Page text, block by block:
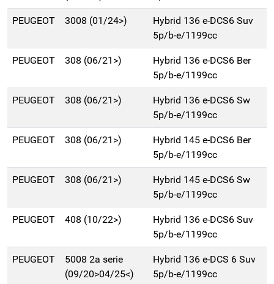
PEUGEOT 3008 (01/24>)
Hybrid 136 e-DCS6 Suv
5p/b-e/1199cc
PEUGEOT 308 (06/21>)
Hybrid 136 e-DCS6 Ber
5p/b-e/1199cc
PEUGEOT 308 (06/21>)
Hybrid 136 e-DCS6 Sw
5p/b-e/1199cc
PEUGEOT 308 (06/21>)
Hybrid 145 e-DCS6 Ber
5p/b-e/1199cc
PEUGEOT 308 (06/21>)
Hybrid 145 e-DCS6 Sw
5p/b-e/1199cc
PEUGEOT 408 (10/22>)
Hybrid 136 e-DCS6 Suv
5p/b-e/1199cc
PEUGEOT
5008 2a serie
(09/20>04/25<)
Hybrid 136 e-DCS 6 Suv
5p/b-e/1199cc